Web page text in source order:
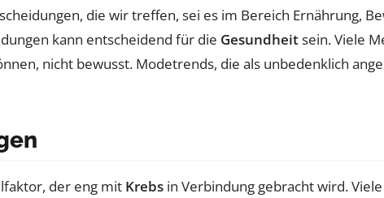
die wir treffen, sei es im Bereich Ernährung,
kann entscheidend für die Gesundheitsein. Viele
nicht bewusst. Modetrends, die als unbedenklich
der eng mit Krebs in Verbindung gebracht wird.